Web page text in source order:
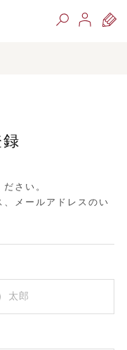
さい。
メールアドレスのい